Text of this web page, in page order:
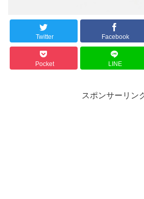
Twitter Facebook
Pocket LINE
スポンサーリン